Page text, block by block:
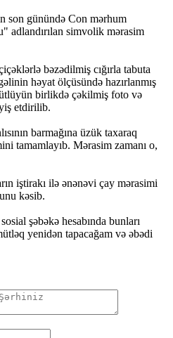
son günündə Con mərhum
adlandırılan simvolik mərasim
bəzədilmiş cığırla tabuta
həyat ölçüsündə hazırlanmış
birlikdə çəkilmiş foto və
etdirilib.
barmağına üzük taxaraq
tamamlayıb. Mərasim zamanı o,
iştirakı ilə ənənəvi çay mərasimi
kəsib.
şəbəkə hesabında bunları
yenidən tapacağam və əbədi